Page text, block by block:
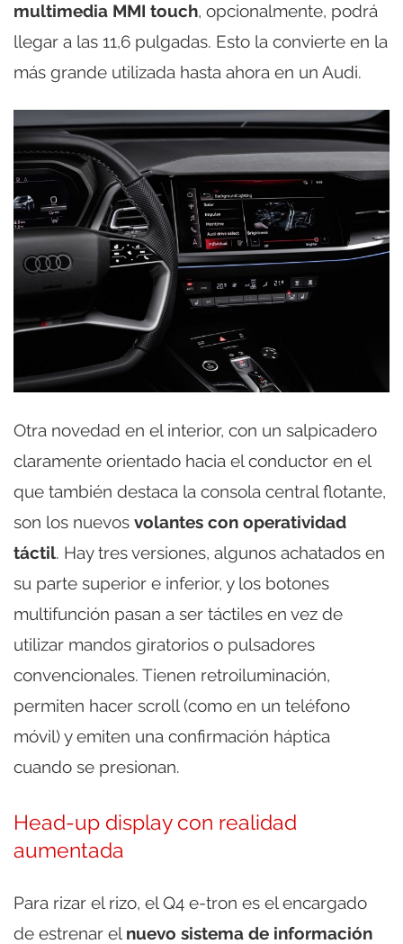
multimedia MMI touch, opcionalmente, podrá
llegar a las 11,6 pulgadas. Esto la convierte en la
más grande utilizada hasta ahora en un Audi.
Otra novedad en el interior, con un salpicadero
claramente orientado hacia el conductor en el
que también destaca la consola central flotante,
son los nuevos volantes con operatividad
táctil. Hay tres versiones, algunos achatados en
su parte superior e inferior, y los botones
multifunción pasan a ser táctiles en vez de
utilizar mandos giratorios o pulsadores
convencionales. Tienen retroiluminación,
permiten hacer scroll (como en un teléfono
móvil) y emiten una confirmación háptica
cuando se presionan.
Head-up display con realidad
aumentada
Para rizar el rizo, el Q4 e-tron es el encargado
de estrenar el nuevo sistema de información